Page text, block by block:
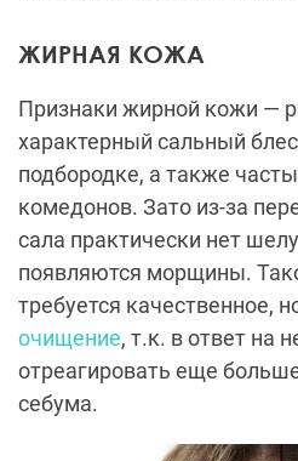
ЖИРНАЯ КОЖА
Признаки жирной кожи —
характерный сальный
подбородке, а также
комедонов. Зато из-за
сала практически нет
появляются морщины.
требуется качественное,
очищение, т.к. в ответ на
отреагировать еще
себума.